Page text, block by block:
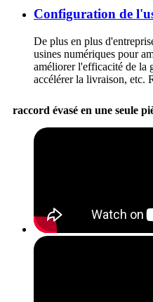
Configuration de
De plus en plus
usines numériques pour
améliorer l'efficacité de la
accélérer la livraison, etc.
raccord évasé en une seule